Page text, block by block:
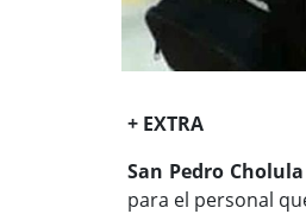
+ EXTRA
San Pedro
para el personal